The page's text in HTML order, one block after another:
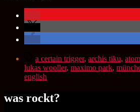
Schlagwörter
a certain trigger, archis tiku,
lukas wooller, maximo park,
english
was rockt?